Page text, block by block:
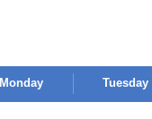
Monday Tuesday